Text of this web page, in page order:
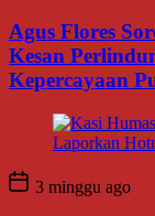
Agus Flores
Kesan
Kepercayaan
3 minggu ago